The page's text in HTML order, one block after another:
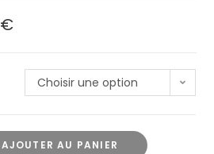
€
Choisir une option
AJOUTER AU PANIER